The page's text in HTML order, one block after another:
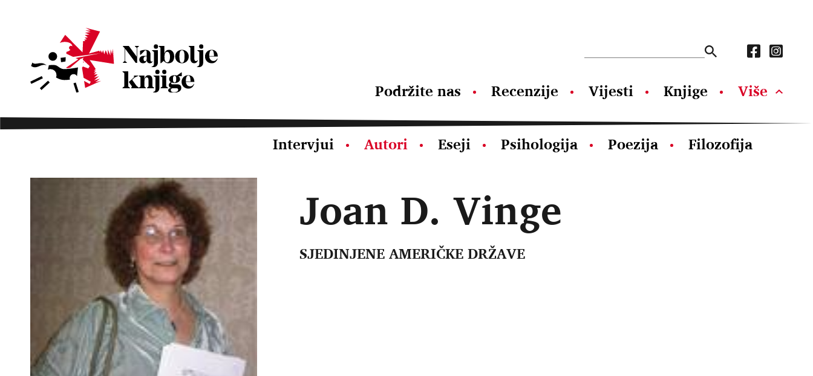
Podržite nas Recenzije Vijesti Knjige Više
Intervjui Autori Eseji Psihologija Poezija Filozofija
Joan D. Vinge
SJEDINJENE AMERIČKE DRŽAVE